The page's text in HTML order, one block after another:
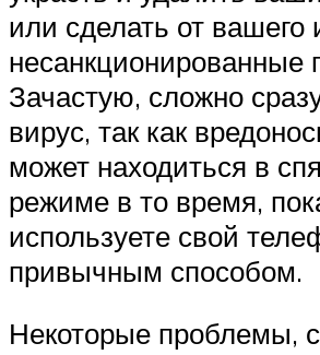
или сделать от вашего
несанкционированные
Зачастую, сложно
вирус, так как
может находиться в
режиме в то время,
используете свой
привычным способом.
Некоторые проблемы,